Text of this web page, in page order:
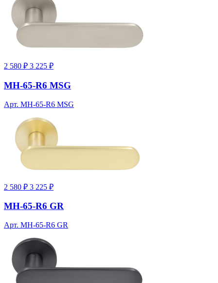
2 580 ₽ 3 225 ₽
MH-65-R6 MSG
Арт. MH-65-R6 MSG
2 580 ₽ 3 225 ₽
MH-65-R6 GR
Арт. MH-65-R6 GR